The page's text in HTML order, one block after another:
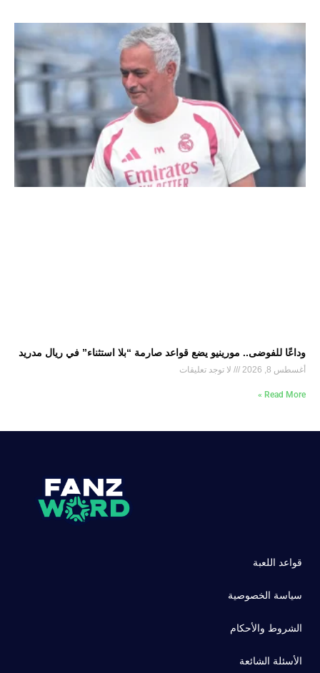
وداعًا للفوضى.. مورينيو يضع قواعد صارمة “بلا استثناء” في ريال مدريد
أغسطس 8, 2026 لا توجد تعليقات
Read More »
قواعد اللعبة
سياسة الخصوصية
الشروط والأحكام
الأسئلة الشائعة